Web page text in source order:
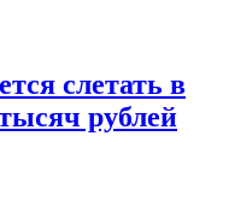
слетать в
рублей